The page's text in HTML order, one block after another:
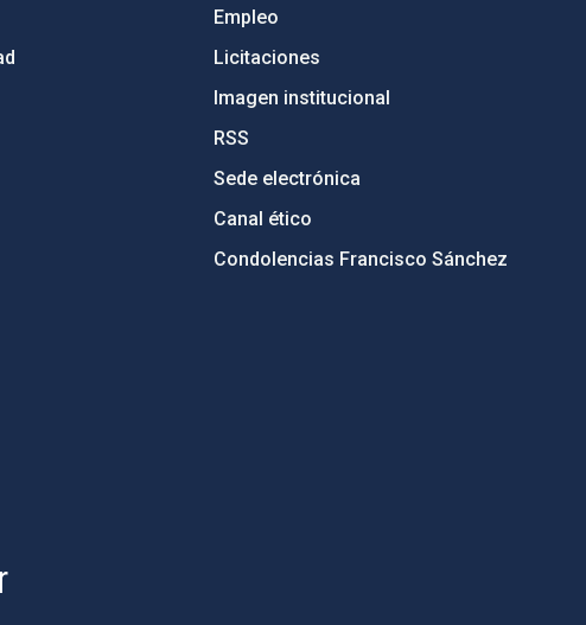
Empleo
Licitaciones
Imagen institucional
RSS
Sede electrónica
Canal ético
Condolencias Francisco Sánchez